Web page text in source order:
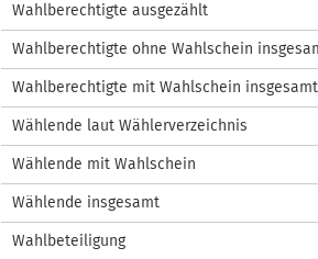
Wahlberechtigte ausgezählt
Wahlberechtigte ohne Wahlschein
Wahlberechtigte mit Wahlschein insgesamt
Wählende laut Wählerverzeichnis
Wählende mit Wahlschein
Wählende insgesamt
Wahlbeteiligung